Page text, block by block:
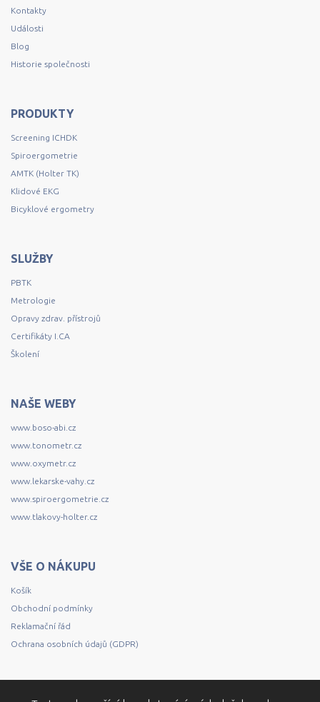
Kontakty
Události
Blog
Historie společnosti
PRODUKTY
Screening ICHDK
Spiroergometrie
AMTK (Holter TK)
Klidové EKG
Bicyklové ergometry
SLUŽBY
PBTK
Metrologie
Opravy zdrav. přístrojů
Certifikáty I.CA
Školení
NAŠE WEBY
www.boso-abi.cz
www.tonometr.cz
www.oxymetr.cz
www.lekarske-vahy.cz
www.spiroergometrie.cz
www.tlakovy-holter.cz
VŠE O NÁKUPU
Košík
Obchodní podmínky
Reklamační řád
Ochrana osobních údajů (GDPR)